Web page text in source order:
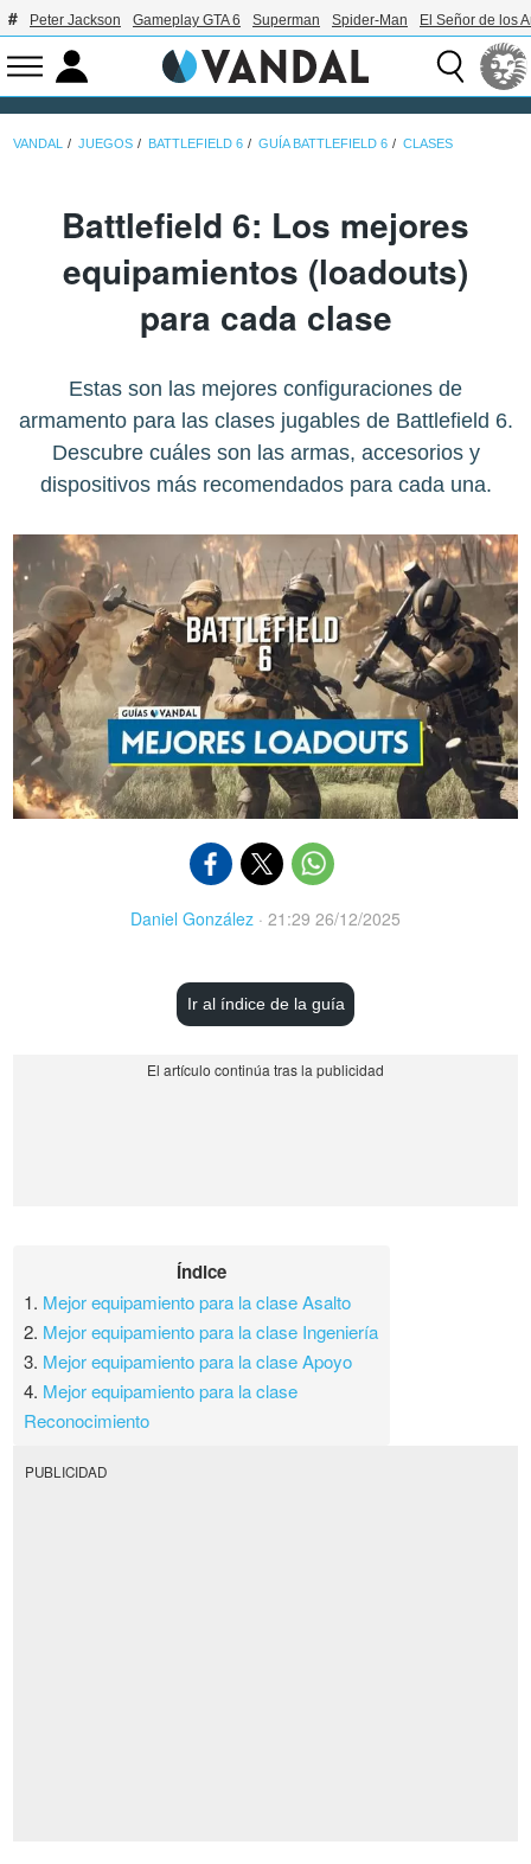
Peter Jackson Gameplay GTA 6 Superman Spider-Man El Señor de los
VANDAL JUEGOS BATTLEFIELD 6 GUÍA BATTLEFIELD 6 CLASES
Battlefield 6: Los mejores
equipamientos (loadouts)
para cada clase
Estas son las mejores configuraciones de
armamento para las clases jugables de Battlefield 6.
Descubre cuáles son las armas, accesorios y
dispositivos más recomendados para cada una.
Daniel González · 21:29 26/12/2025
Ir al índice de la guía
Índice
1. Mejor equipamiento para la clase Asalto
2. Mejor equipamiento para la clase Ingeniería
3. Mejor equipamiento para la clase Apoyo
4. Mejor equipamiento para la clase
Reconocimiento
PUBLICIDAD